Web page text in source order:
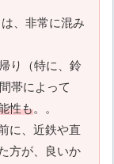
、非常に混み
り（特に、鈴
帯によって
性も。。
に、近鉄や直
方が、良いか